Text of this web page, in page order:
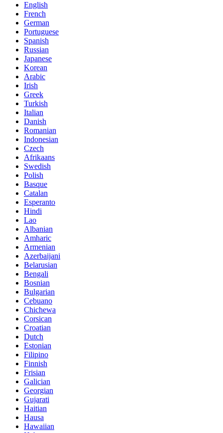
English
French
German
Portuguese
Spanish
Russian
Japanese
Korean
Arabic
Irish
Greek
Turkish
Italian
Danish
Romanian
Indonesian
Czech
Afrikaans
Swedish
Polish
Basque
Catalan
Esperanto
Hindi
Lao
Albanian
Amharic
Armenian
Azerbaijani
Belarusian
Bengali
Bosnian
Bulgarian
Cebuano
Chichewa
Corsican
Croatian
Dutch
Estonian
Filipino
Finnish
Frisian
Galician
Georgian
Gujarati
Haitian
Hausa
Hawaiian